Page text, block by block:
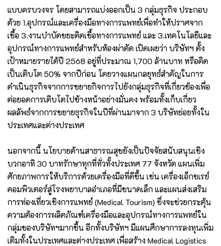
แบบครบวงจร โดยสามารถแบ่งออกเป็น 3 กลุ่มธุรกิจ ประกอบ
ด้วย 1.อุปกรณ์และเครื่องมือทางการแพทย์เพื่อทำให้ปราศจาก
เชื้อ 3.งานบำบัดขยะติดเชื้อทางการแพทย์ และ 3.เทคโนโลยีและ
อุปกรณ์ทางการแพทย์สำหรับห้องผ่าตัด เปิดเผยว่า บริษัทฯ ตั้ง
เป้าหมายรายได้ปี 2568 อยู่ที่ประมาณ 1,700 ล้านบาท หรือคิด
เป็นเติบโต 50% จากปีก่อน โดยวางแผนกลยุทธ์สำคัญในการ
ดำเนินธุรกิจจากการขยายกิจการไปยังกลุ่มธุรกิจที่เกี่ยวข้องเพื่อ
ต่อยอดการเติบโตไปข้างหน้าอย่างมั่นคง พร้อมทั้งเก็บเกี่ยว
ผลลัพธ์จากการขยายธุรกิจในปีที่ผ่านมาจาก 3 บริษัทย่อยทั้งใน
ประเทศและต่างประเทศ
นอกจากนี้ นโยบายด้านสาธารณสุขยังเป็นปัจจัยสนับสนุนเชิง
บวกอาทิ 30 บาทรักษาทุกที่ทั่วทั้งประเทศ 77 จังหวัด แผนเพิ่ม
ศักยภาพการให้บริการด้วยเครื่องมือที่ดีขึ้น เช่น เครื่องเอ็กซเรย์
คอมพิวเตอร์สู่โรงพยาบาลอำเภอที่มีขนาดเล็ก และแผนส่งเสริม
การท่องเที่ยวเชิงการแพทย์ (Medical Tourism) ซึ่งจะช่วยกระตุ้น
ความต้องการผลิตภัณฑ์เครื่องมือและอุปกรณ์ทางการแพทย์ใน
กลุ่มของบริษัทฯมากขึ้น อีกทั้งบริษัทฯ มีแผนศึกษาการลงทุนเพิ่ม
เติมทั้งในประเทศและต่างประเทศ เพื่อสร้าง Medical Logistics